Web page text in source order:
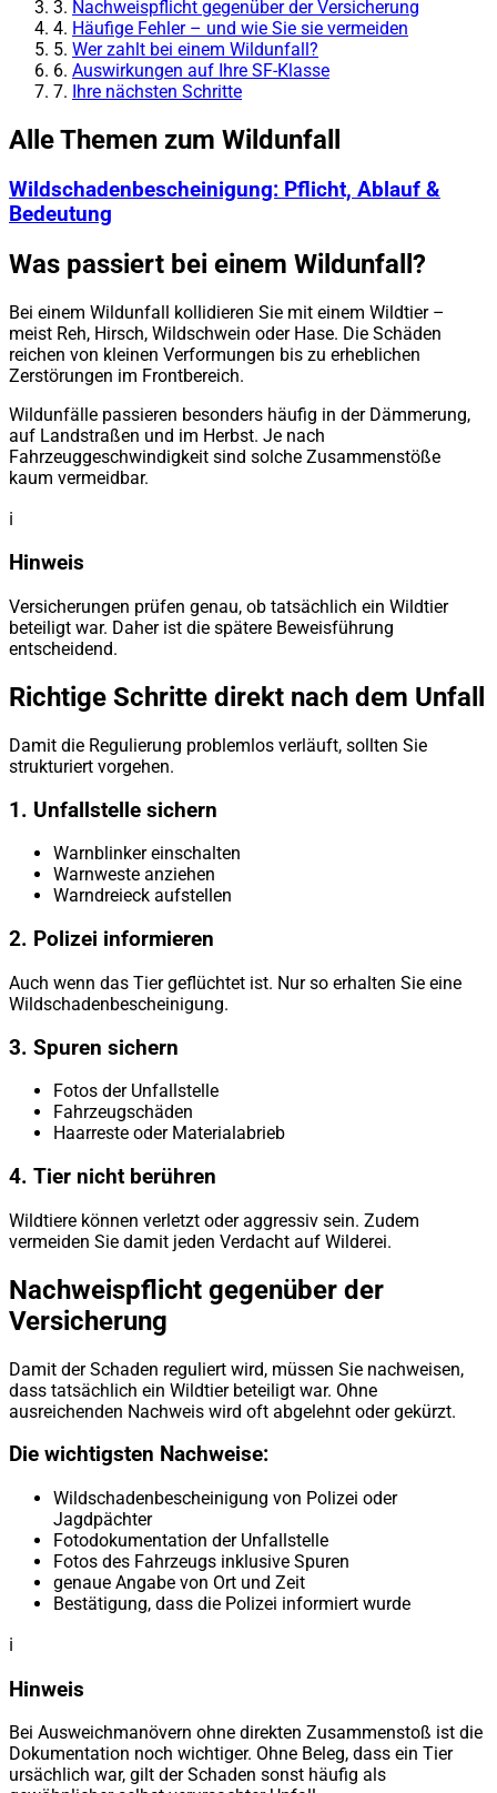
3. Nachweispflicht gegenüber der Versicherung
4. Häufige Fehler – und wie Sie sie vermeiden
5. Wer zahlt bei einem Wildunfall?
6. Auswirkungen auf Ihre SF-Klasse
7. Ihre nächsten Schritte
Alle Themen zum Wildunfall
Wildschadenbescheinigung: Pflicht, Ablauf &
Bedeutung
Was passiert bei einem Wildunfall?
Bei einem Wildunfall kollidieren Sie mit einem Wildtier –
meist Reh, Hirsch, Wildschwein oder Hase. Die Schäden
reichen von kleinen Verformungen bis zu erheblichen
Zerstörungen im Frontbereich.
Wildunfälle passieren besonders häufig in der Dämmerung,
auf Landstraßen und im Herbst. Je nach
Fahrzeuggeschwindigkeit sind solche Zusammenstöße
kaum vermeidbar.
ℹ️
Hinweis
Versicherungen prüfen genau, ob tatsächlich ein Wildtier
beteiligt war. Daher ist die spätere Beweisführung
entscheidend.
Richtige Schritte direkt nach dem Unfall
Damit die Regulierung problemlos verläuft, sollten Sie
strukturiert vorgehen.
1. Unfallstelle sichern
Warnblinker einschalten
Warnweste anziehen
Warndreieck aufstellen
2. Polizei informieren
Auch wenn das Tier geflüchtet ist. Nur so erhalten Sie eine
Wildschadenbescheinigung.
3. Spuren sichern
Fotos der Unfallstelle
Fahrzeugschäden
Haarreste oder Materialabrieb
4. Tier nicht berühren
Wildtiere können verletzt oder aggressiv sein. Zudem
vermeiden Sie damit jeden Verdacht auf Wilderei.
Nachweispflicht gegenüber der
Versicherung
Damit der Schaden reguliert wird, müssen Sie nachweisen,
dass tatsächlich ein Wildtier beteiligt war. Ohne
ausreichenden Nachweis wird oft abgelehnt oder gekürzt.
Die wichtigsten Nachweise:
Wildschadenbescheinigung von Polizei oder
Jagdpächter
Fotodokumentation der Unfallstelle
Fotos des Fahrzeugs inklusive Spuren
genaue Angabe von Ort und Zeit
Bestätigung, dass die Polizei informiert wurde
ℹ️
Hinweis
Bei Ausweichmanövern ohne direkten Zusammenstoß ist die
Dokumentation noch wichtiger. Ohne Beleg, dass ein Tier
ursächlich war, gilt der Schaden sonst häufig als